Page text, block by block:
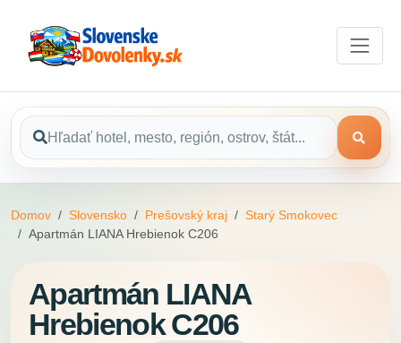
Domov Slovensko Prešovský kraj
Starý Smokovec
Apartmán LIANA Hrebienok C206
Apartmán LIANA
Hrebienok C206